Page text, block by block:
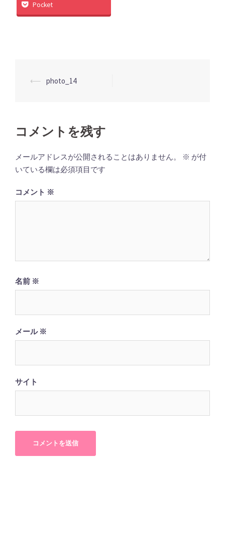
Pocket
投
ビ
ゲ
ー
シ
ョ
ン
⟵ photo_14
コメントを残す
メールアドレスが公開されることはありません。 ※ が付
いている欄は必須項目です
コメント ※
名前 ※
メール ※
サイト